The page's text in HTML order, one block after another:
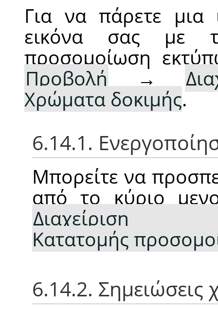
Για να πάρετε
εικόνα σας με
προσομοίωση
Προβολή →
Χρώματα δοκιμής.
6.14.1.
Μπορείτε να
από το κύριο
Διαχείριση
Κατατομής
6.14.2. Σημειώσεις